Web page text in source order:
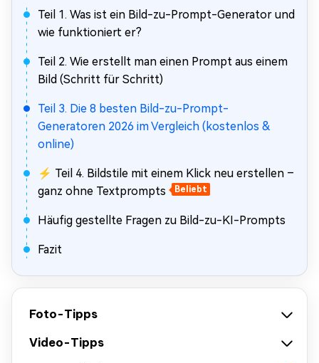
Teil 1. Was ist ein Bild-zu-Prompt-Generator und
wie funktioniert er?
Teil 2. Wie erstellt man einen Prompt aus einem
Bild (Schritt für Schritt)
Teil 3. Die 8 besten Bild-zu-Prompt-
Generatoren 2026 im Vergleich (kostenlos &
online)
⚡ Teil 4. Bildstile mit einem Klick neu erstellen –
ganz ohne Textprompts
Beliebt
Häufig gestellte Fragen zu Bild-zu-KI-Prompts
Fazit
Foto-Tipps
Video-Tipps